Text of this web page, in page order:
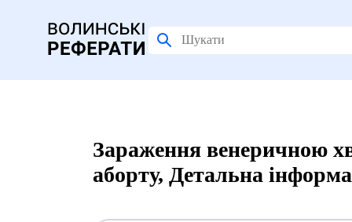
Зараження венеричною
аборту, Детальна